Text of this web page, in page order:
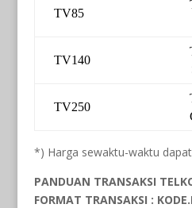
TV85
TV140
TV250
*) Harga sewaktu-waktu
PANDUAN TRANSAKSI
FORMAT TRANSAKSI :